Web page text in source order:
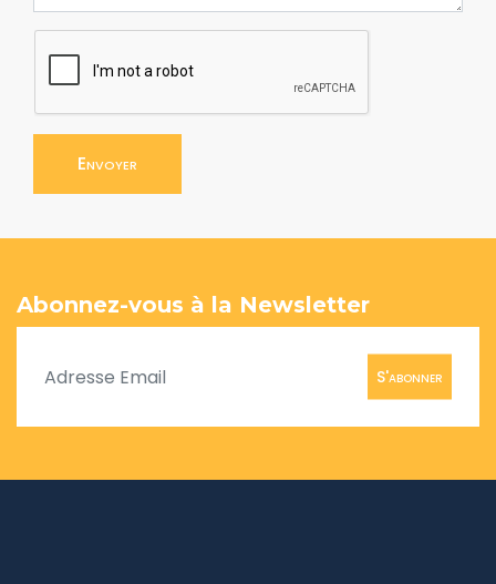
Envoyer
Abonnez-vous à la Newsletter
S'abonner